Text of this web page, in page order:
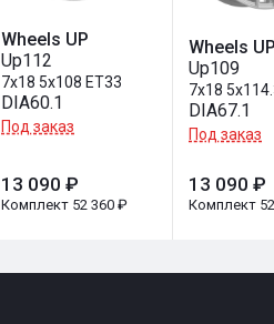
Wheels UP
Up112
7x18 5x108 ET33
DIA60.1
Под заказ
13 090 ₽
Комплект 52 360 ₽
Wheels
Up109
7x18
DIA67.1
Под заказ
13 090 ₽
Комплект